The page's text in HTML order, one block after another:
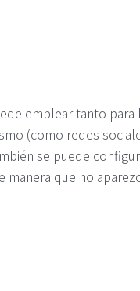
emplear tanto
(como redes
se puede
que no